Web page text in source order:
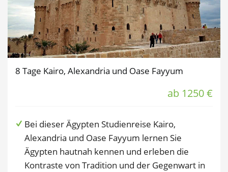
8 Tage Kairo, Alexandria und Oase Fayyum
ab 1250 €
Bei dieser Ägypten Studienreise Kairo,
Alexandria und Oase Fayyum lernen Sie
Ägypten hautnah kennen und erleben die
Kontraste von Tradition und der Gegenwart in